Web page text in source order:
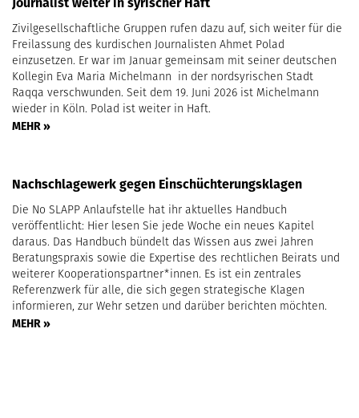
Zivilgesellschaftliche Gruppen rufen dazu auf, sich weiter für die
Freilassung des kurdischen Journalisten Ahmet Polad
einzusetzen. Er war im Januar gemeinsam mit seiner deutschen
Kollegin Eva Maria Michelmann in der nordsyrischen Stadt
Raqqa verschwunden. Seit dem 19. Juni 2026 ist Michelmann
wieder in Köln. Polad ist weiter in Haft.
MEHR »
Nachschlagewerk gegen Einschüchterungsklagen
Die No SLAPP Anlaufstelle hat ihr aktuelles Handbuch
veröffentlicht: Hier lesen Sie jede Woche ein neues Kapitel
daraus. Das Handbuch bündelt das Wissen aus zwei Jahren
Beratungspraxis sowie die Expertise des rechtlichen Beirats und
weiterer Kooperationspartner*innen. Es ist ein zentrales
Referenzwerk für alle, die sich gegen strategische Klagen
informieren, zur Wehr setzen und darüber berichten möchten.
MEHR »